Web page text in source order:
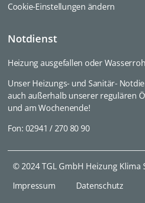
Cookie-Einstellungen ändern
Notdienst
Heizung ausgefallen oder
Unser Heizungs- und Sanitär-
auch außerhalb unserer regulären
und am Wochenende!
Fon: 02941 / 270 80 90
© 2024 TGL GmbH Heizung Klima
Impressum
Datenschutz